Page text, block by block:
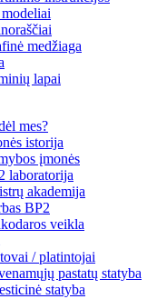
medžiaga
lapai
mes?
istorija
įmonės
laboratorija
akademija
BP2
veikla
/ platintojai
pastatų statyba
statyba